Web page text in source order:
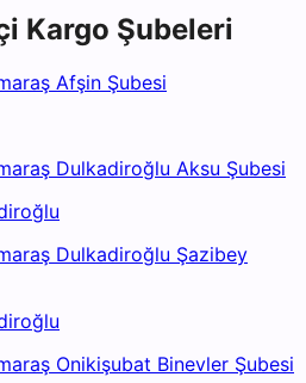
Kargo Şubeleri
Afşin Şubesi
Dulkadiroğlu Aksu Şubesi
Dulkadiroğlu Şazibey
Onikişubat Binevler Şubesi